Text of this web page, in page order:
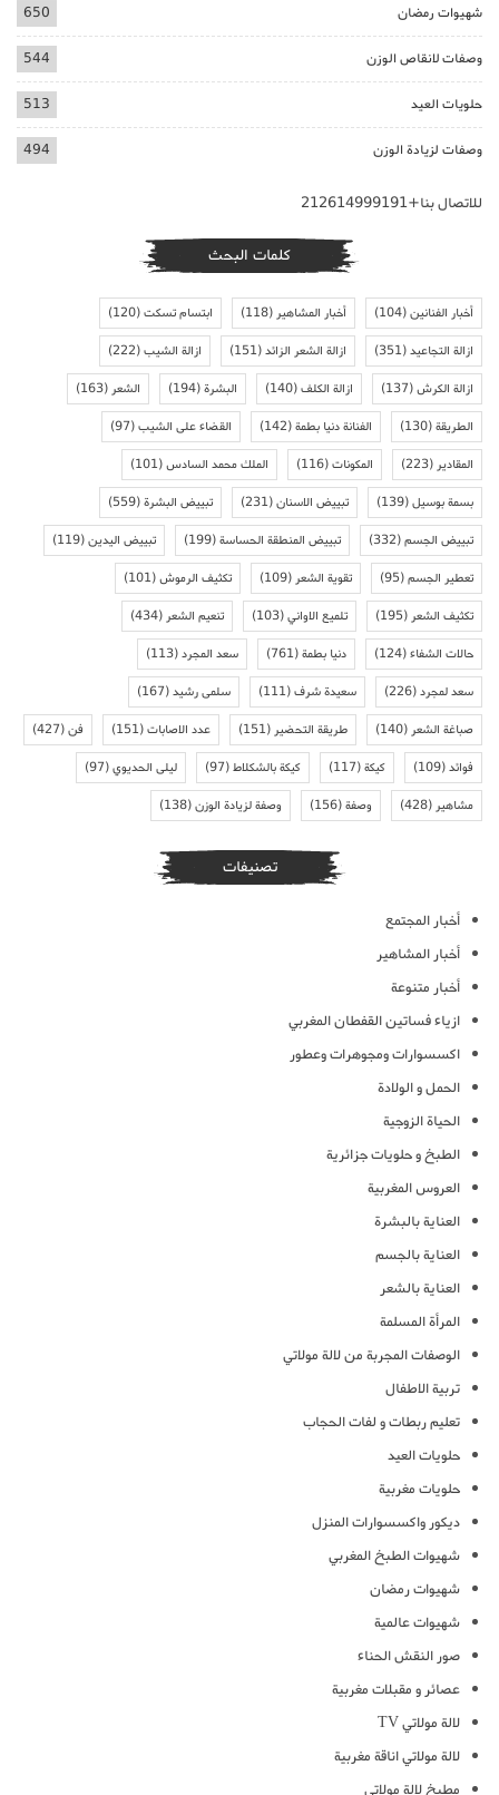
شهيوات رمضان 650
وصفات لانقاص الوزن 544
حلويات العيد 513
وصفات لزيادة الوزن 494
للاتصال بنا+212614999191
كلمات البحث
أخبار الفنانين(104) أخبار المشاهير(118) ابتسام تسكت(120)
ازالة التجاعيد(351) ازالة الشعر الزائد(151) ازالة الشيب(222)
ازالة الكرش(137) ازالة الكلف(140) البشرة(194) الشعر(163)
الطريقة(130) الفنانة دنيا بطمة(142) القضاء على الشيب(97)
المقادير(223) المكونات(116) الملك محمد السادس(101)
بسمة بوسيل(139) تبييض الاسنان(231) تبييض البشرة(559)
تبييض الجسم(332) تبييض المنطقة الحساسة(199) تبييض اليدين(119)
تعطير الجسم(95) تقوية الشعر(109) تكثيف الرموش(101)
تكثيف الشعر(195) تلميع الاواني(103) تنعيم الشعر(434)
حالات الشفاء(124) دنيا بطمة(761) سعد المجرد(113)
سعد لمجرد(226) سعيدة شرف(111) سلمى رشيد(167)
صباغة الشعر(140) طريقة التحضير(151) عدد الاصابات(151) فن(427)
فوائد(109) كيكة(117) كيكة بالشكلاط(97) ليلى الحديوي(97)
مشاهير(428) وصفة(156) وصفة لزيادة الوزن(138)
تصنيفات
أخبار المجتمع
أخبار المشاهير
أخبار متنوعة
ازياء فساتين القفطان المغربي
اكسسوارات ومجوهرات وعطور
الحمل و الولادة
الحياة الزوجية
الطبخ و حلويات جزائرية
العروس المغربية
العناية بالبشرة
العناية بالجسم
العناية بالشعر
المرأة المسلمة
الوصفات المجربة من لالة مولاتي
تربية الاطفال
تعليم ربطات و لفات الحجاب
حلويات العيد
حلويات مغربية
ديكور واكسسوارات المنزل
شهيوات الطبخ المغربي
شهيوات رمضان
شهيوات عالمية
صور النقش الحناء
عصائر و مقبلات مغربية
لالة مولاتي TV
لالة مولاتي اناقة مغربية